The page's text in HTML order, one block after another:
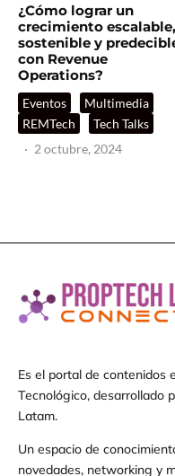
¿Cómo lograr un
crecimiento escalable,
sostenible y
con Revenue
Operations?
Eventos
Multimedia
REMTech
Tech Talks
· 2 octubre, 2024
Es el portal de contenidos
Tecnológico, desarrollado
Latam.
Un espacio de
novedades, networking y